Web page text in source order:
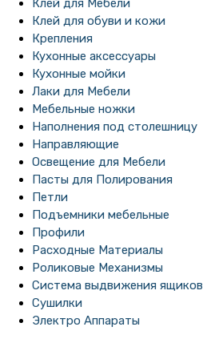
Клей для Мебели
Клей для обуви и кожи
Крепления
Кухонные аксессуары
Кухонные мойки
Лаки для Мебели
Мебельные ножки
Наполнения под столешницу
Направляющие
Освещение для Мебели
Пасты для Полирования
Петли
Подъемники мебельные
Профили
Расходные Материалы
Роликовые Механизмы
Система выдвижения ящиков
Сушилки
Электро Аппараты